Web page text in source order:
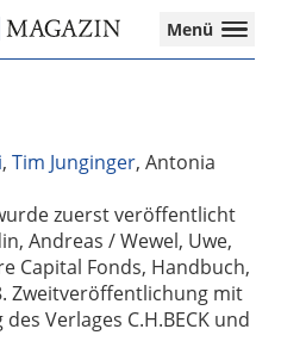
Menü
,Tim Junginger, Antonia
zuerst veröffentlicht
Andreas / Wewel, Uwe,
Capital Fonds, Handbuch,
Zweitveröffentlichung mit
Verlages C.H.BECK und